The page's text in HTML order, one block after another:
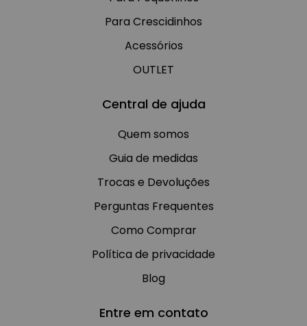
Para Crescidinhos
Acessórios
OUTLET
Central de ajuda
Quem somos
Guia de medidas
Trocas e Devoluções
Perguntas Frequentes
Como Comprar
Política de privacidade
Blog
Entre em contato